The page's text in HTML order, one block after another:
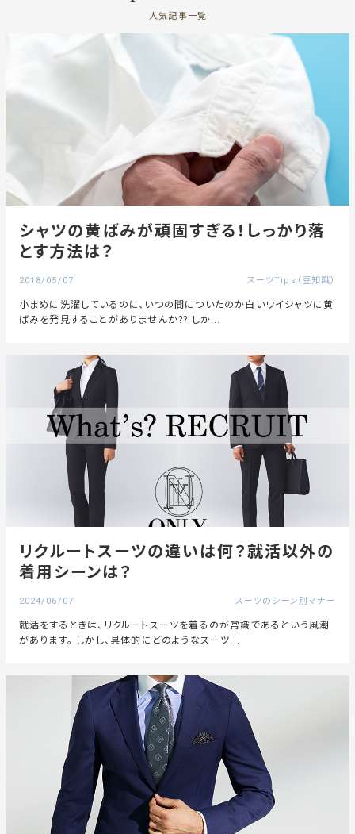
人気記事一覧
シャツの黄ばみが頑固すぎる！しっかり落
とす方法は？
2018/05/07 スーツTips（豆知識）
小まめに洗濯しているのに、いつの間についたのか白いワイシャツに黄
ばみを発見することがありませんか?? しか...
リクルートスーツの違いは何？就活以外の
着用シーンは？
2024/06/07 スーツのシーン別マナー
就活をするときは、リクルートスーツを着るのが常識であるという風潮
があります。 しかし、具体的にどのようなスーツ...